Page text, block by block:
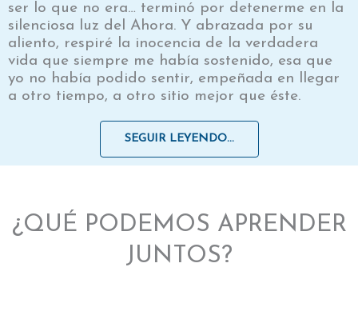
ser lo que no era… terminó por detenerme en la
silenciosa luz del Ahora. Y abrazada por su
aliento, respiré la inocencia de la verdadera
vida que siempre me había sostenido, esa que
yo no había podido sentir, empeñada en llegar
a otro tiempo, a otro sitio mejor que éste.
SEGUIR LEYENDO...
¿QUÉ PODEMOS APRENDER
JUNTOS?